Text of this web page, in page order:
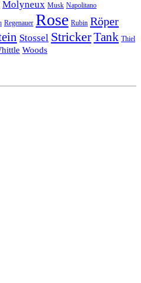
Molyneux Musk Napolitano
Regenauer Rose Rubin Röper
Stossel StrickerTank Thiel
Woods